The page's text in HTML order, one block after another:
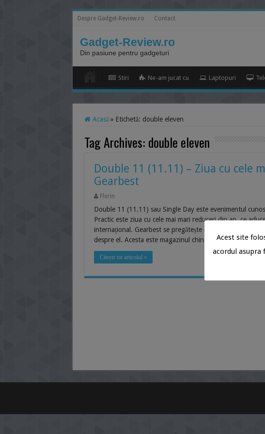
Despre Gadget-Review.ro Contact
Gadget-Review.ro
Din pasiune pentru gadgeturi
Stiri Ne-am jucat cu Laptopuri
Acasă » Etichetă: double eleven
Tag Archives: double eleven
Double 11 (11.11) – Ziua cu cele
Gearbest
Florin
Double 11 (11.11) sau Single Day este evenimentul
Practic este ziua cu cele mai mari reduceri din an, ce
internațional. Gearbest se pregătește intens pentru acest
despre el. Acesta este magazinul chinezesc de …
Citește tot articolul »
Acest site
acordul